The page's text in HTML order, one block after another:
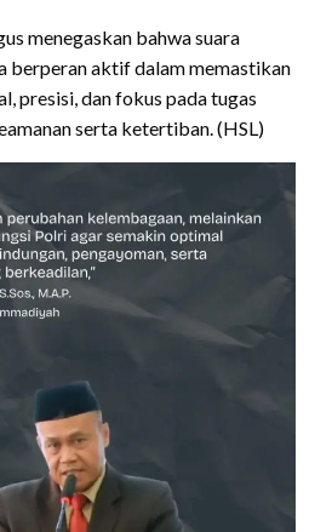
menegaskan bahwa suara
berperan aktif dalam memastikan
presisi, dan fokus pada tugas
serta ketertiban. (HSL)